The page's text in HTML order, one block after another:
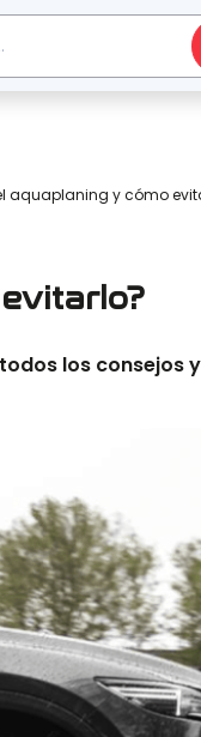
aquaplaning y cómo
los consejos